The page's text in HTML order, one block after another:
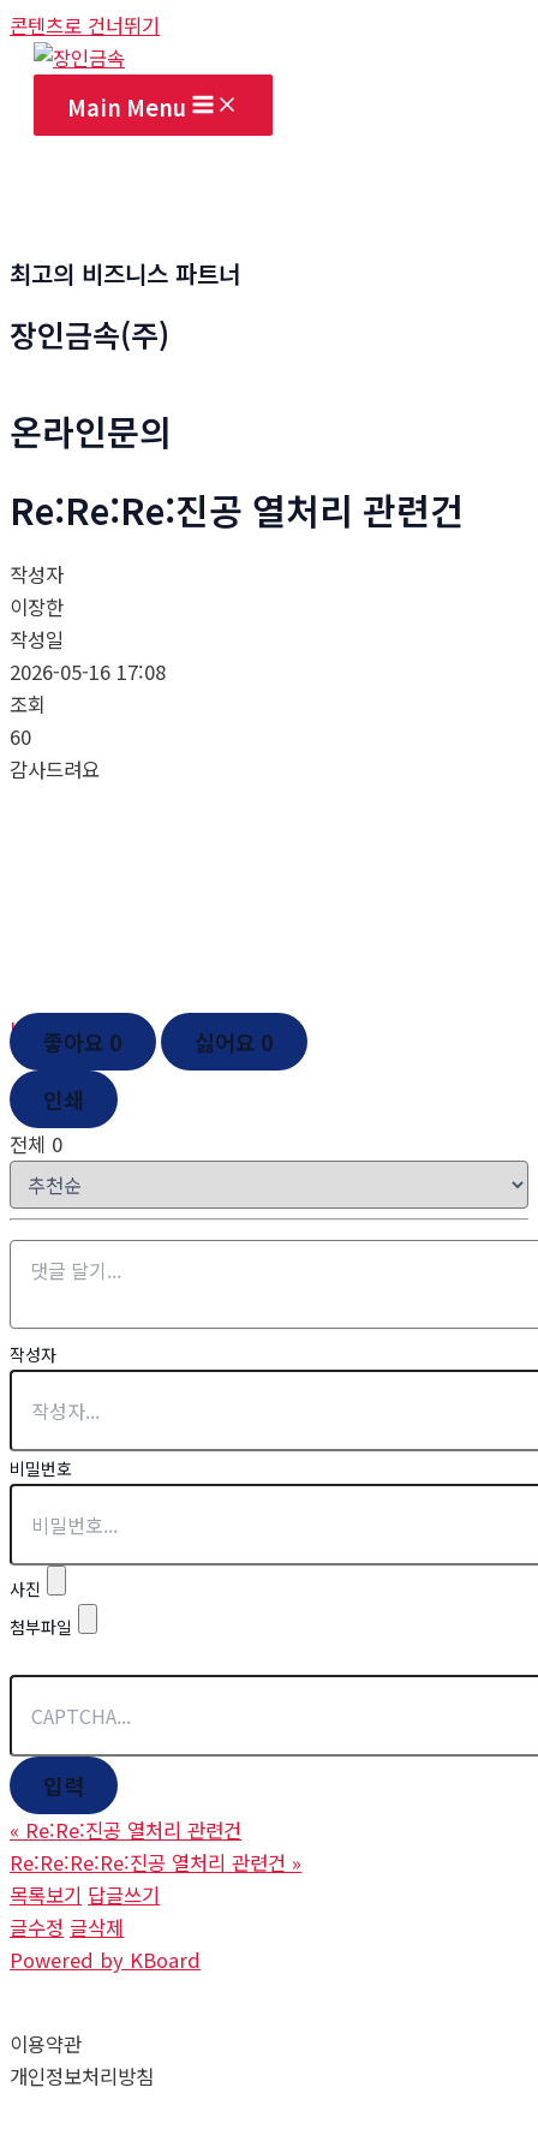
콘텐츠로 건너뛰기
Main Menu
최고의 비즈니스 파트너
장인금속(주)
온라인문의
Re:Re:Re:진공 열처리 관련건
작성자
이장한
작성일
2026-05-16 17:08
조회
60
감사드려요
좋아요 0 싫어요 0
인쇄
전체 0
작성자
비밀번호
사진
첨부파일
« Re:Re:진공 열처리 관련건
Re:Re:Re:Re:진공 열처리 관련건 »
목록보기 답글쓰기
글수정 글삭제
Powered by KBoard
이용약관
개인정보처리방침